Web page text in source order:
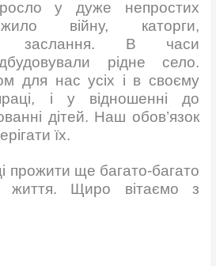
у дуже непростих
війну, каторги,
заслання. В часи
рідне село.
для нас усіх і в своєму
і у відношенні до
дітей. Наш обов’язок
їх.
прожити ще багато-багато
життя. Щиро вітаємо з